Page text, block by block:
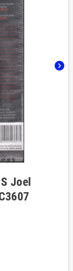
chevron_right
Joel